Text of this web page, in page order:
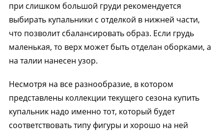
при слишком большой груди рекомендуется
выбирать купальники с отделкой в нижней части,
что позволит сбалансировать образ. Если грудь
маленькая, то верх может быть отделан оборками, а
на талии нанесен узор.
Несмотря на все разнообразие, в котором
представлены коллекции текущего сезона купить
купальник надо именно тот, который будет
соответствовать типу фигуры и хорошо на ней